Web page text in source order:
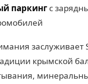
паркингс
заслуживает
крымской